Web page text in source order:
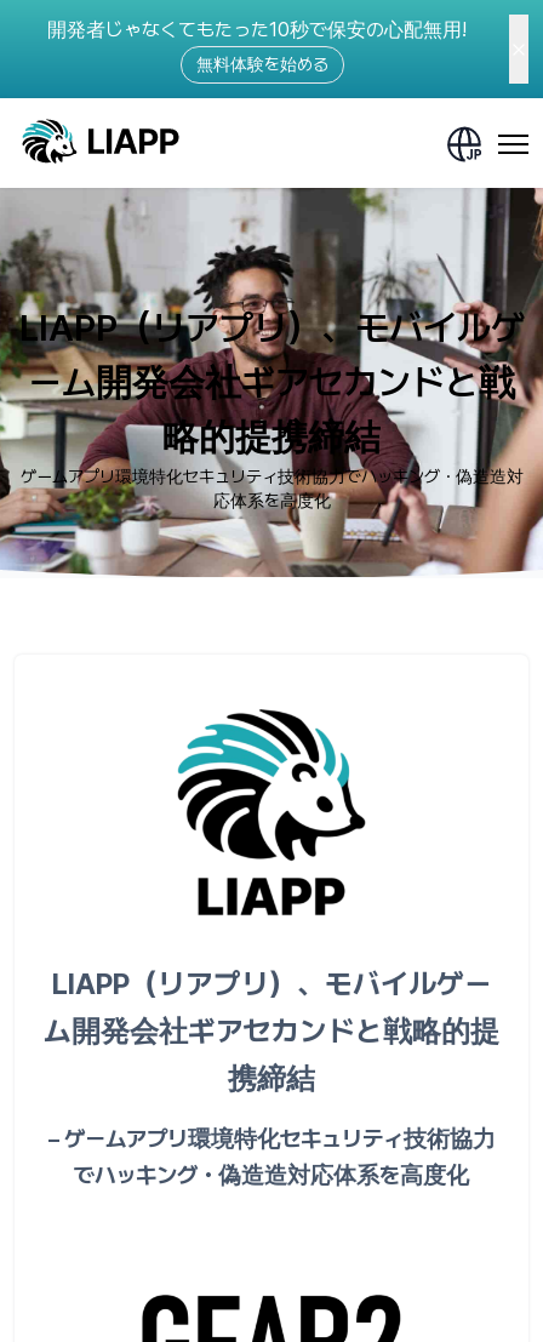
開発者じゃなくてもたった10秒で保安の心配無用!
無料体験を始める
LIAPP（リアプリ）、モバイルゲ
ーム開発会社ギアセカンドと戦
略的提携締結
ゲームアプリ環境特化セキュリティ技術協力でハッキング・偽造造対
応体系を高度化
LIAPP（リアプリ）、モバイルゲー
ム開発会社ギアセカンドと戦略的提
携締結
– ゲームアプリ環境特化セキュリティ技術協力
でハッキング・偽造造対応体系を高度化